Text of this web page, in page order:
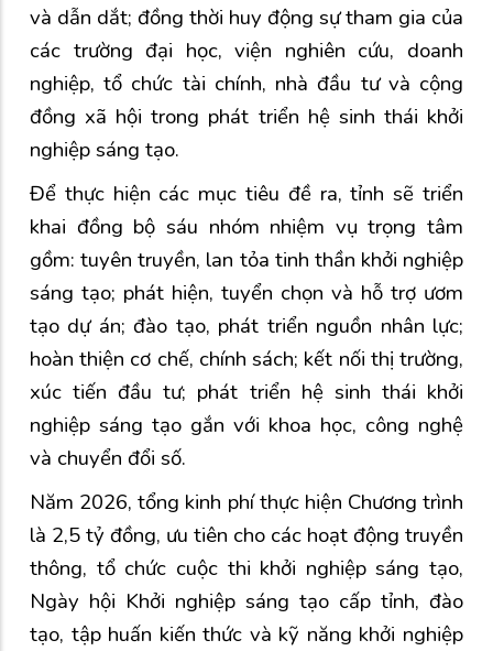
và dẫn dắt; đồng thời huy động sự tham gia của
các trường đại học, viện nghiên cứu, doanh
nghiệp, tổ chức tài chính, nhà đầu tư và cộng
đồng xã hội trong phát triển hệ sinh thái khởi
nghiệp sáng tạo.
Để thực hiện các mục tiêu đề ra, tỉnh sẽ triển
khai đồng bộ sáu nhóm nhiệm vụ trọng tâm
gồm: tuyên truyền, lan tỏa tinh thần khởi nghiệp
sáng tạo; phát hiện, tuyển chọn và hỗ trợ ươm
tạo dự án; đào tạo, phát triển nguồn nhân lực;
hoàn thiện cơ chế, chính sách; kết nối thị trường,
xúc tiến đầu tư; phát triển hệ sinh thái khởi
nghiệp sáng tạo gắn với khoa học, công nghệ
và chuyển đổi số.
Năm 2026, tổng kinh phí thực hiện Chương trình
là 2,5 tỷ đồng, ưu tiên cho các hoạt động truyền
thông, tổ chức cuộc thi khởi nghiệp sáng tạo,
Ngày hội Khởi nghiệp sáng tạo cấp tỉnh, đào
tạo, tập huấn kiến thức và kỹ năng khởi nghiệp